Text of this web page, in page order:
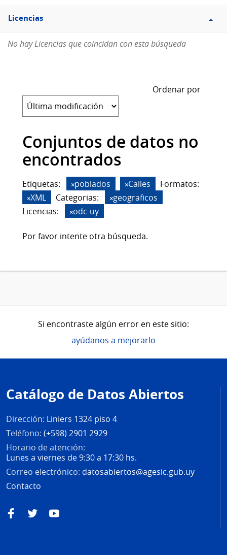
Filtro
Licencias
Licencias
No hay Licencias que coincidan con esta búsqueda
Ordenar por
Conjuntos de datos no
encontrados
Etiquetas: poblados Calles
Formatos:
XML
Categorias:
geograficos
Licencias:
odc-uy
Por favor intente otra búsqueda.
Si encontraste algún error en este sitio:
ayúdanos a mejorarlo
de
página
Catálogo de Datos Abiertos
Dirección: Liniers 1324 piso 4
Teléfono: (+598) 2901 2929
Horario de atención:
Lunes a viernes de 9:30 a 17:30 hs.
Correo electrónico: datosabiertos@agesic.gub.uy
Contacto
FacebookTwitterYouTube